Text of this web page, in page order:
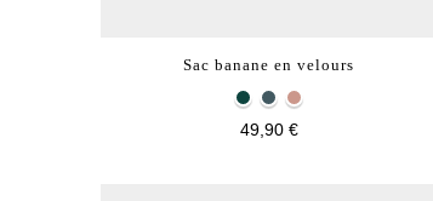
Sac banane en velours
49,90 €